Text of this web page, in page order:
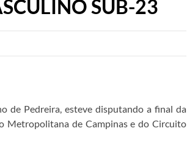
SUB-23
de Pedreira, esteve disputando a final da
Metropolitana de Campinas e do Circuito